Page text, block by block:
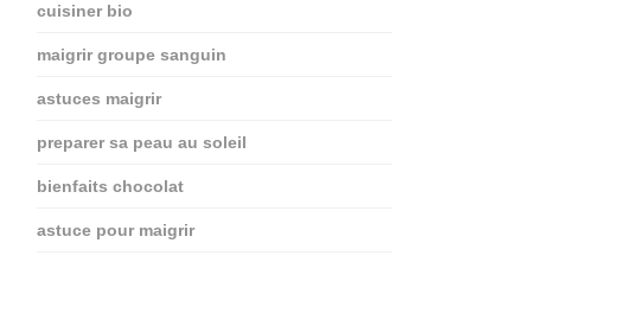
cuisiner bio
maigrir groupe sanguin
astuces maigrir
preparer sa peau au soleil
bienfaits chocolat
astuce pour maigrir